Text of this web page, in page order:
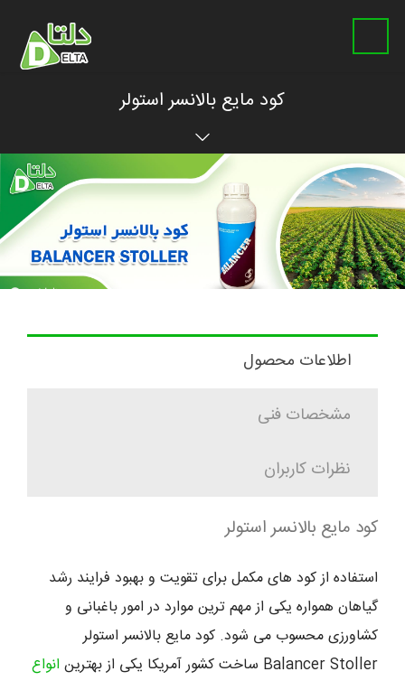
کود مایع بالانسر استولر
اطلاعات محصول
مشخصات فنی
نظرات کاربران
کود مایع بالانسر استولر
استفاده از کود های مکمل برای تقویت و بهبود فرایند رشد
گیاهان همواره یکی از مهم ترین موارد در امور باغبانی و
کشاورزی محسوب می شود. کود مایع بالانسر استولر
Balancer Stoller ساخت کشور آمریکا یکی از بهترین
انواع